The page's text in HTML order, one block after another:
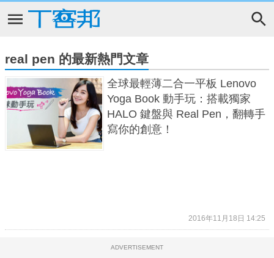
real pen 的最新熱門文章
全球最輕薄二合一平板 Lenovo
Yoga Book 動手玩：搭載獨家
HALO 鍵盤與 Real Pen，翻轉手
寫你的創意！
2016年11月18日 14:25
ADVERTISEMENT